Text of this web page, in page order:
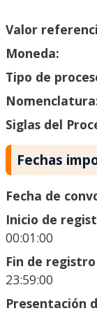
Valor
Moneda:
Tipo de
Siglas del
Fechas
Fecha de
Inicio de
00:01:00
Fin de
23:59:00
Presentación